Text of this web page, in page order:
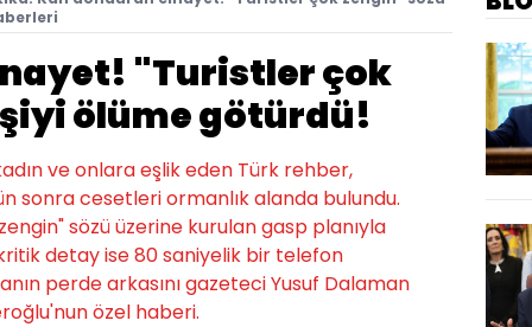
"Turistler çok
ölüme götürdü!
ve onlara eşlik eden Türk rehber,
sonra cesetleri ormanlık alanda bulundu.
sözü üzerine kurulan gasp planıyla
detay ise 80 saniyelik bir telefon
perde arkasını gazeteci Yusuf Dalaman
özel haberi.